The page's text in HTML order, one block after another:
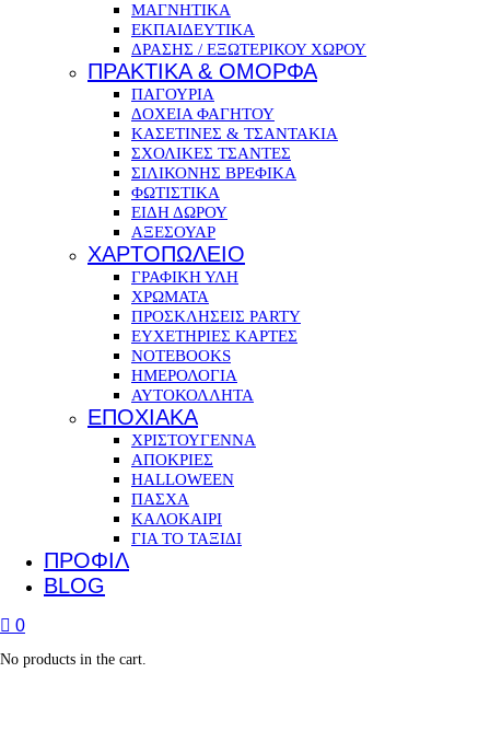
ΜΑΓΝΗΤΙΚΑ
ΕΚΠΑΙΔΕΥΤΙΚΑ
ΔΡΑΣΗΣ / ΕΞΩΤΕΡΙΚΟΥ ΧΩΡΟΥ
ΠΡΑΚΤΙΚΑ & ΟΜΟΡΦΑ
ΠΑΓΟΥΡΙΑ
ΔΟΧΕΙΑ ΦΑΓΗΤΟΥ
ΚΑΣΕΤΙΝΕΣ & ΤΣΑΝΤΑΚΙΑ
ΣΧΟΛΙΚΕΣ ΤΣΑΝΤΕΣ
ΣΙΛΙΚΟΝΗΣ ΒΡΕΦΙΚΑ
ΦΩΤΙΣΤΙΚΑ
ΕΙΔΗ ΔΩΡΟΥ
ΑΞΕΣΟΥΑΡ
ΧΑΡΤΟΠΩΛΕΙΟ
ΓΡΑΦΙΚΗ ΥΛΗ
ΧΡΩΜΑΤΑ
ΠΡΟΣΚΛΗΣΕΙΣ PARTY
ΕΥΧΕΤΗΡΙΕΣ ΚΑΡΤΕΣ
NOTEBOOKS
ΗΜΕΡΟΛΟΓΙΑ
ΑΥΤΟΚΟΛΛΗΤΑ
ΕΠΟΧΙΑΚΑ
ΧΡΙΣΤΟΥΓΕΝΝΑ
ΑΠΟΚΡΙΕΣ
HALLOWEEN
ΠΑΣΧΑ
ΚΑΛΟΚΑΙΡΙ
ΓΙΑ ΤΟ ΤΑΞΙΔΙ
ΠΡΟΦΙΛ
BLOG
0
No products in the cart.